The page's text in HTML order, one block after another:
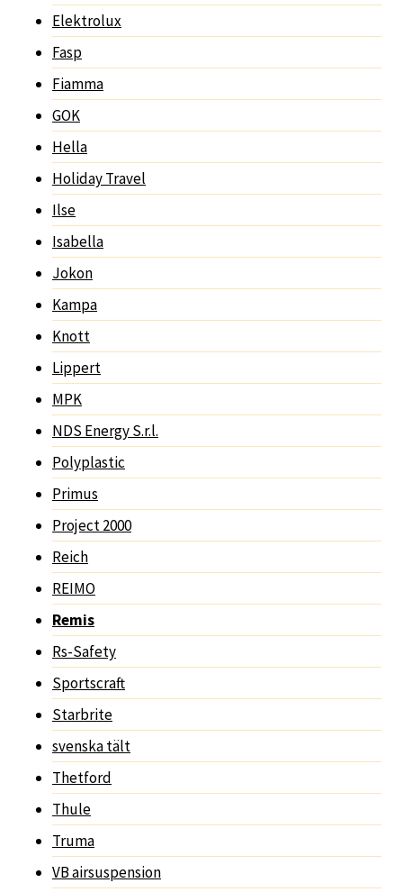
Elektrolux
Fasp
Fiamma
GOK
Hella
Holiday Travel
Ilse
Isabella
Jokon
Kampa
Knott
Lippert
MPK
NDS Energy S.r.l.
Polyplastic
Primus
Project 2000
Reich
REIMO
Remis
Rs-Safety
Sportscraft
Starbrite
svenska tält
Thetford
Thule
Truma
VB airsuspension